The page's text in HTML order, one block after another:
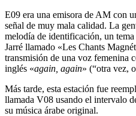
E09 era una emisora de AM con
señal de muy mala calidad. La
melodía de identificación, un
Jarré llamado «Les Chants
transmisión de una voz femenina
inglés «again, again» (“otra vez,
Más tarde, esta estación fue
llamada V08 usando el intervalo
su música árabe original.